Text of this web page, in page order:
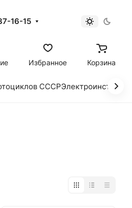
16-15
Избранное Корзина
СССР